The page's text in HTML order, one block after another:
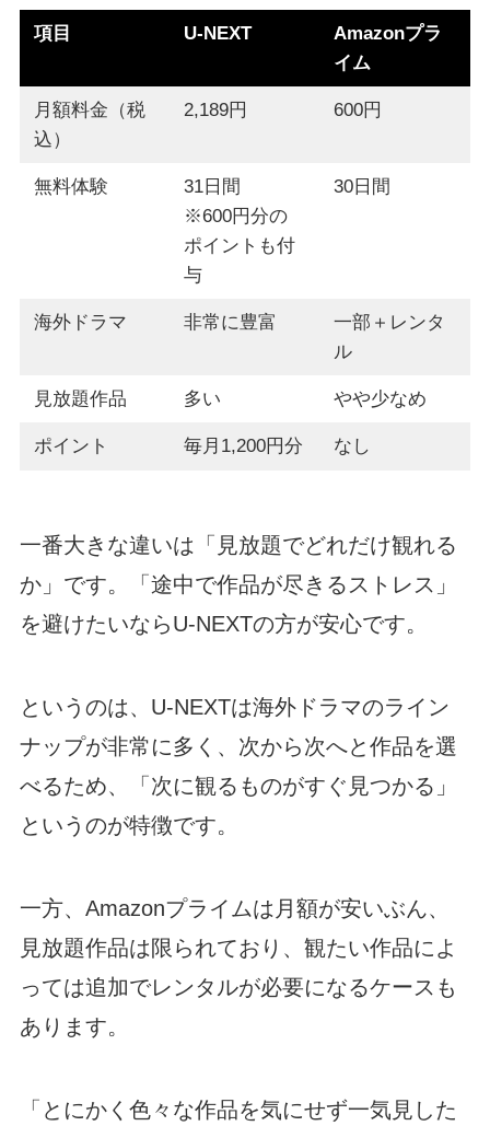
項目 U-NEXT
Amazonプラ
イム
月額料金（税
込）
2,189円 600円
無料体験
31日間
※600円分の
ポイントも付
与
30日間
海外ドラマ 非常に豊富
一部＋レンタ
ル
見放題作品 多い やや少なめ
ポイント 毎月1,200円分 なし
一番大きな違いは「見放題でどれだけ観れる
か」です。「途中で作品が尽きるストレス」
を避けたいならU-NEXTの方が安心です。
というのは、U-NEXTは海外ドラマのライン
ナップが非常に多く、次から次へと作品を選
べるため、「次に観るものがすぐ見つかる」
というのが特徴です。
一方、Amazonプライムは月額が安いぶん、
見放題作品は限られており、観たい作品によ
っては追加でレンタルが必要になるケースも
あります。
「とにかく色々な作品を気にせず一気見した